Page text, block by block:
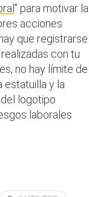
” para motivar la
acciones
que registrarse
con tu
no hay límite de
estatuilla y la
logotipo
laborales